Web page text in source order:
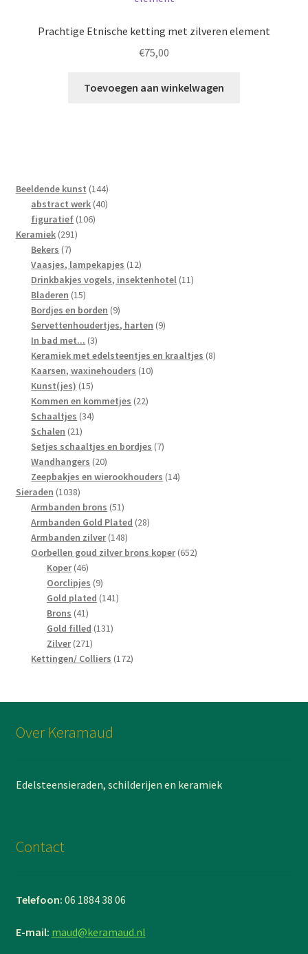
Prachtige Etnische ketting met zilveren element
€75,00
Toevoegen aan winkelwagen
Beeldende kunst 144144
producten
abstract werk 4040
figuratief 106106
Keramiek 291291
Bekers 77
producten
Vaasjes, lampekapjes 1212
producten
Drinkbakjes vogels, insektenhotel 1111
Bladeren 1515
producten
Bordjes en borden 99
producten
Servettenhoudertjes, harten 99
In bad met... 33
producten
Keramiek met edelsteentjes en kraaltjes 88
Kaarsen, waxinehouders 1010
Kunst(jes) 1515
producten
Kommen en kommetjes 2222
Schaaltjes 3434
Schalen 2121
producten
Setjes schaaltjes en bordjes 77
Wandhangers 2020
producten
Zeepbakjes en wierookhouders 1414
Sieraden 10381038
producten
Armbanden brons 5151
producten
Armbanden Gold Plated 2828
Armbanden zilver 148148
producten
Oorbellen goud zilver brons koper 652652
Koper 4646
producten
Oorclipjes 99
producten
Gold plated 141141
Brons 4141
producten
Gold filled 131131
Zilver 271271
producten
Kettingen/ Colliers 172172
Over Keramaud
Edelsteensieraden, schilderijen en keramiek
Contact
Telefoon: 06 1884 38 06
E-mail: maud@keramaud.nl